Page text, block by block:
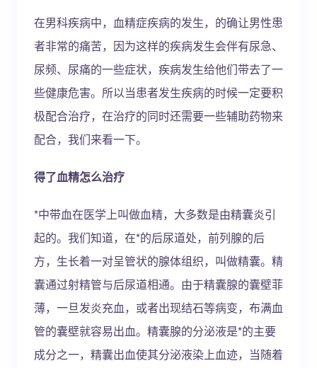
在男科疾病中，血精症疾病的发生，的确让男性患
者非常的痛苦，因为这样的疾病发生会伴有尿急、
尿频、尿痛的一些症状，疾病发生给他们带去了一
些健康危害。所以当患者发生疾病的时候一定要积
极配合治疗，在治疗的同时还需要一些辅助药物来
配合，我们来看一下。
得了血精怎么治疗
*中带血在医学上叫做血精，大多数是由精囊炎引
起的。我们知道，在*的后尿道处，前列腺的后
方，生长着一对呈管状的腺体组织，叫做精囊。精
囊通过射精管与后尿道相通。由于精囊腺的囊壁菲
薄，一旦发炎充血，或者出现结石等病变，布满血
管的囊壁就容易出血。精囊腺的分泌液是*的主要
成分之一，精囊出血使其分泌液染上血迹，当随着